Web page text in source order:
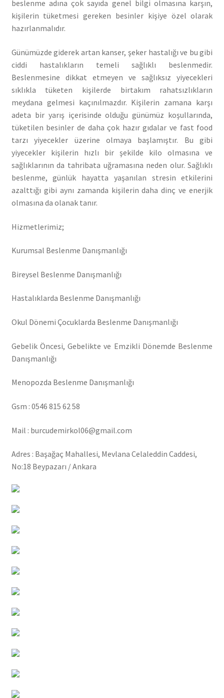
beslenme adına çok sayıda genel bilgi olmasına karşın,
kişilerin tüketmesi gereken besinler kişiye özel olarak
hazırlanmalıdır.
Günümüzde giderek artan kanser, şeker hastalığı ve bu gibi
ciddi hastalıkların temeli sağlıklı beslenmedir.
Beslenmesine dikkat etmeyen ve sağlıksız yiyecekleri
sıklıkla tüketen kişilerde birtakım rahatsızlıkların
meydana gelmesi kaçınılmazdır. Kişilerin zamana karşı
adeta bir yarış içerisinde olduğu günümüz koşullarında,
tüketilen besinler de daha çok hazır gıdalar ve fast food
tarzı yiyecekler üzerine olmaya başlamıştır. Bu gibi
yiyecekler kişilerin hızlı bir şekilde kilo olmasına ve
sağlıklarının da tahribata uğramasına neden olur. Sağlıklı
beslenme, günlük hayatta yaşanılan stresin etkilerini
azalttığı gibi aynı zamanda kişilerin daha dinç ve enerjik
olmasına da olanak tanır.
Hizmetlerimiz;
Kurumsal Beslenme Danışmanlığı
Bireysel Beslenme Danışmanlığı
Hastalıklarda Beslenme Danışmanlığı
Okul Dönemi Çocuklarda Beslenme Danışmanlığı
Gebelik Öncesi, Gebelikte ve Emzikli Dönemde Beslenme
Danışmanlığı
Menopozda Beslenme Danışmanlığı
Gsm : 0546 815 62 58
Mail : burcudemirkol06@gmail.com
Adres : Başağaç Mahallesi, Mevlana Celaleddin Caddesi,
No:18 Beypazarı / Ankara